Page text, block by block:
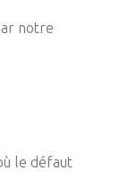
notre
le défaut